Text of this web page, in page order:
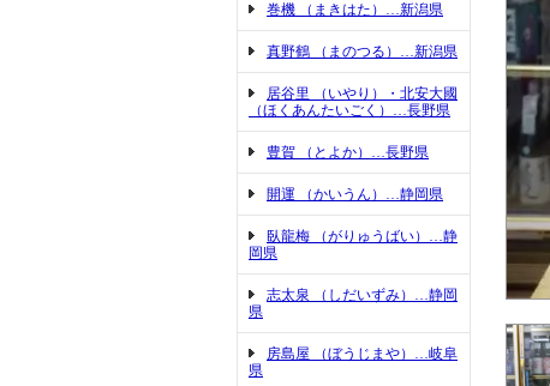
巻機 （まきはた）…新潟県
真野鶴 （まのつる）…新潟県
居谷里 （いやり）・北安大國
（ほくあんたいごく）…長野県
豊賀 （とよか）…長野県
開運 （かいうん）…静岡県
臥龍梅 （がりゅうばい）…静
岡県
志太泉 （しだいずみ）…静岡
県
房島屋 （ぼうじまや）…岐阜
県